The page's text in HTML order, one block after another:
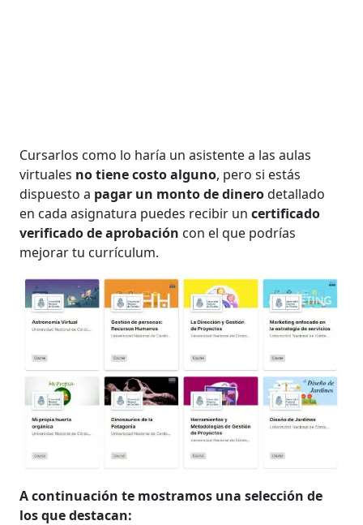
Cursarlos como lo haría un asistente a las aulas
virtuales no tiene costo alguno, pero si estás
dispuesto a pagar un monto de dinerodetallado
en cada asignatura puedes recibir un certificado
verificado de aprobación con el que podrías
mejorar tu currículum.
A continuación te mostramos una selección de
los que destacan: